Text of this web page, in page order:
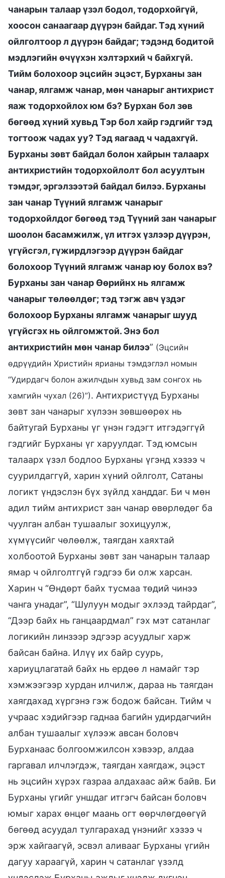
чанарын талаар үзэл бодол, тодорхойгүй,
хоосон санаагаар дүүрэн байдаг. Тэд хүний
ойлголтоор л дүүрэн байдаг; тэдэнд бодитой
мэдлэгийн өчүүхэн хэлтэрхий ч байхгүй.
Тийм болохоор эцсийн эцэст, Бурханы зан
чанар, ялгамж чанар, мөн чанарыг антихрист
яаж тодорхойлох юм бэ? Бурхан бол зөв
бөгөөд хүний хувьд Тэр бол хайр гэдгийг тэд
тогтоож чадах уу? Тэд яагаад ч чадахгүй.
Бурханы зөвт байдал болон хайрын талаарх
антихристийн тодорхойлолт бол асуултын
тэмдэг, эргэлзээтэй байдал билээ. Бурханы
зан чанар Түүний ялгамж чанарыг
тодорхойлдог бөгөөд тэд Түүний зан чанарыг
шоолон басамжилж, үл итгэх үзлээр дүүрэн,
үгүйсгэл, гүжирдлэгээр дүүрэн байдаг
болохоор Түүний ялгамж чанар юу болох вэ?
Бурханы зан чанар Өөрийнх нь ялгамж
чанарыг төлөөлдөг; тэд тэгж авч үздэг
болохоор Бурханы ялгамж чанарыг шууд
үгүйсгэх нь ойлгомжтой. Энэ бол
антихристийн мөн чанар билээ” (Эцсийн
өдрүүдийн Христийн ярианы тэмдэглэл номын
“Удирдагч болон ажилчдын хувьд зам сонгох нь
хамгийн чухал (26)”). Антихристүүд Бурханы
зөвт зан чанарыг хүлээн зөвшөөрөх нь
байтугай Бурханы үг үнэн гэдэгт итгэдэггүй
гэдгийг Бурханы үг харуулдаг. Тэд юмсын
талаарх үзэл бодлоо Бурханы үгэнд хэзээ ч
суурилдаггүй, харин хүний ойлголт, Сатаны
логикт үндэслэн бүх зүйлд ханддаг. Би ч мөн
адил тийм антихрист зан чанар өвөрлөдөг ба
чуулган албан тушаалыг зохицуулж,
хүмүүсийг чөлөөлж, таягдан хаяхтай
холбоотой Бурханы зөвт зан чанарын талаар
ямар ч ойлголтгүй гэдгээ би олж харсан.
Харин ч “Өндөрт байх тусмаа төдий чинээ
чанга унадаг”, “Шулуун модыг эхлээд тайрдаг”,
“Дээр байх нь ганцаардмал” гэх мэт сатанлаг
логикийн линзээр эдгээр асуудлыг харж
байсан байна. Илүү их байр суурь,
хариуцлагатай байх нь ердөө л намайг тэр
хэмжээгээр хурдан илчилж, дараа нь таягдан
хаягдахад хүргэнэ гэж бодож байсан. Тийм ч
учраас хэдийгээр гаднаа багийн удирдагчийн
албан тушаалыг хүлээж авсан боловч
Бурханаас болгоомжилсон хэвээр, алдаа
гаргавал илчлэгдэж, таягдан хаягдаж, эцэст
нь эцсийн хүрэх газраа алдахаас айж байв. Би
Бурханы үгийг уншдаг итгэгч байсан боловч
юмыг харах өнцөг маань огт өөрчлөгдөөгүй
бөгөөд асуудал тулгарахад үнэнийг хэзээ ч
эрж хайгаагүй, эсвэл аливааг Бурханы үгийн
дагуу хараагүй, харин ч сатанлаг үзэлд